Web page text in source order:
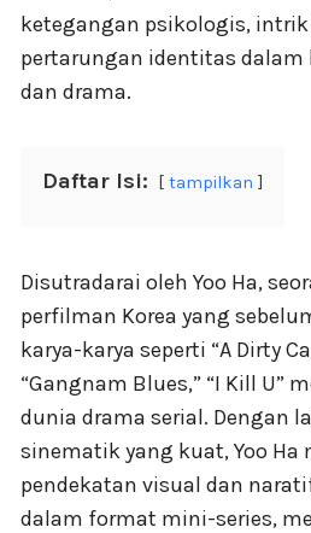
ketegangan psikologis,
pertarungan identitas dalam
dan drama.
Daftar Isi: tampilkan
Disutradarai oleh Yoo Ha,
perfilman Korea yang
karya-karya seperti “A Dirty
“Gangnam Blues,” “I Kill U”
dunia drama serial. Dengan
sinematik yang kuat, Yoo Ha
pendekatan visual dan
dalam format mini-series,